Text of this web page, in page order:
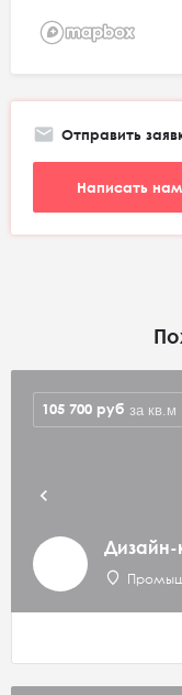
Отправить
Написать
Дизайн-
105 700 руб за кв.м